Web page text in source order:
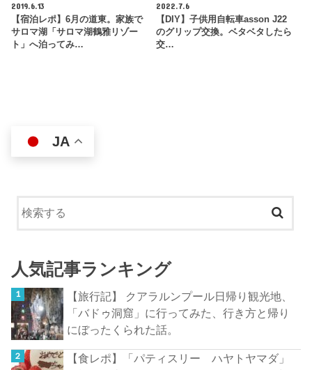
2019.6.13
【宿泊レポ】6月の道東。家族で
サロマ湖「サロマ湖鶴雅リゾー
ト」へ泊ってみ…
2022.7.6
【DIY】子供用自転車asson J22
のグリップ交換。ベタベタしたら
交…
JA
人気記事ランキング
【旅行記】 クアラルンプール日帰り観光地、
「バドゥ洞窟」に行ってみた、行き方と帰り
にぼったくられた話。
【食レポ】「パティスリー ハヤトヤマダ」